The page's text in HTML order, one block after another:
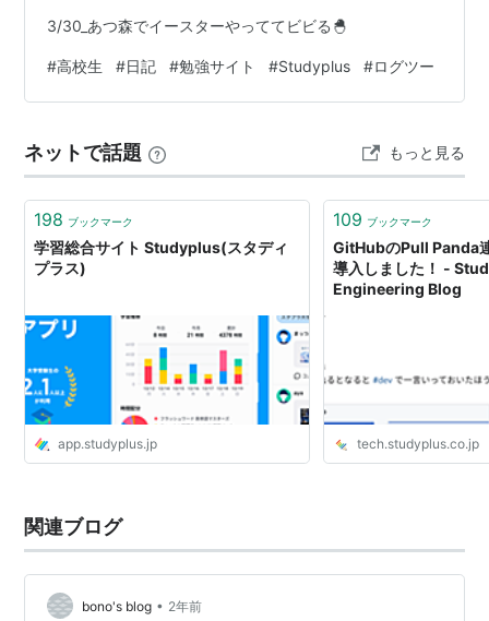
学習総合サイト Studyplus(スタディプラス)
iPhoneアプリ
Androidアプリ
https://play.google.com/store/apps/details?
id=com.cloudstudy.studynote.android&hl=ja
3/30_あつ森でイースターやっててビビる🐣
#高校生 #日記 #勉強サイト #Studyplus #ログツー
ネットで話題 もっと見る
198 ブックマーク
学習総合サイト Studyplus(スタディ
プラス)
app.studyplus.jp
109 ブックマーク
GitHubのPull Panda
導入しました！ -
Engineering Blog
tech.studyplus.co.jp
関連ブログ
bono's blog • 2年前